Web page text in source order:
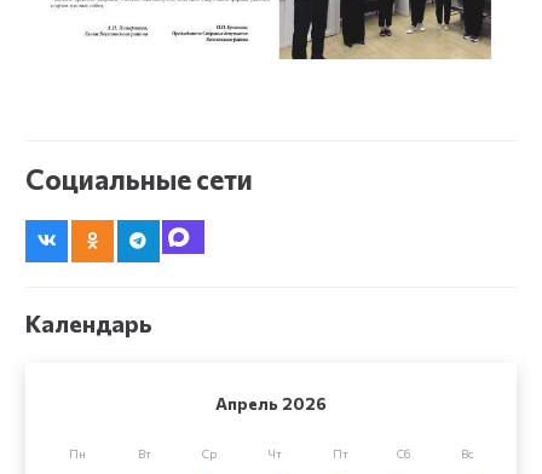
Социальные сети
Календарь
Апрель 2026
Пн Вт Ср Чт Пт Сб Вс